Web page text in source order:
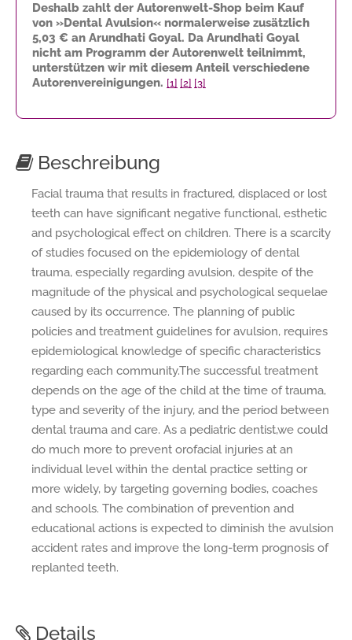
Deshalb zahlt der Autorenwelt-Shop beim Kauf
von »Dental Avulsion« normalerweise zusätzlich
5,03 € an Arundhati Goyal. Da Arundhati Goyal
nicht am Programm der Autorenwelt teilnimmt,
unterstützen wir mit diesem Anteil verschiedene
Autorenvereinigungen. [1] [2] [3]
Beschreibung
Facial trauma that results in fractured, displaced or lost
teeth can have significant negative functional, esthetic
and psychological effect on children. There is a scarcity
of studies focused on the epidemiology of dental
trauma, especially regarding avulsion, despite of the
magnitude of the physical and psychological sequelae
caused by its occurrence. The planning of public
policies and treatment guidelines for avulsion, requires
epidemiological knowledge of specific characteristics
regarding each community.The successful treatment
depends on the age of the child at the time of trauma,
type and severity of the injury, and the period between
dental trauma and care. As a pediatric dentist,we could
do much more to prevent orofacial injuries at an
individual level within the dental practice setting or
more widely, by targeting governing bodies, coaches
and schools. The combination of prevention and
educational actions is expected to diminish the avulsion
accident rates and improve the long-term prognosis of
replanted teeth.
Details